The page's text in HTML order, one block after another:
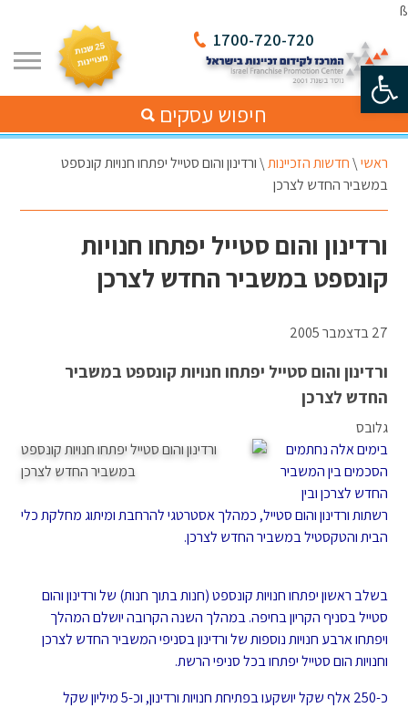
פתח סרגל נגישות
ß
1700-720-720
חיפוש עסקים
ראשי\חדשות הזכיינות\ורדינון והום סטייל יפתחו חנויות קונספט
במשביר החדש לצרכן
ורדינון והום סטייל יפתחו חנויות
קונספט במשביר החדש לצרכן
27 בדצמבר 2005
ורדינון והום סטייל יפתחו חנויות קונספט במשביר
החדש לצרכן
גלובס
בימים אלה נחתמים
הסכמים בין המשביר
החדש לצרכן ובין
רשתות ורדינון והום סטייל, כמהלך אסטרטגי להרחבת ומיתוג מחלקת כלי
הבית והטקסטיל במשביר החדש לצרכן.
בשלב ראשון יפתחו חנויות קונספט (חנות בתוך חנות) של ורדינון והום
סטייל בסניף הקריון בחיפה. במהלך השנה הקרובה יושלם המהלך
ויפתחו ארבע חנויות נוספות של ורדינון בסניפי המשביר החדש לצרכן
וחנויות הום סטייל יפתחו בכל סניפי הרשת.
כ-250 אלף שקל יושקעו בפתיחת חנויות ורדינון, וכ-5 מיליון שקל